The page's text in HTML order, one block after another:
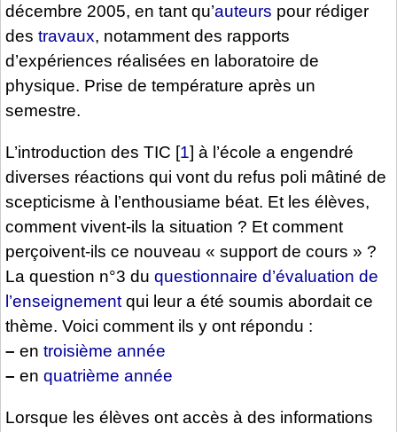
décembre 2005, en tant qu’auteurs pour rédiger
des travaux, notamment des rapports
d’expériences réalisées en laboratoire de
physique. Prise de température après un
semestre.
L’introduction des TIC [1] à l’école a engendré
diverses réactions qui vont du refus poli mâtiné de
scepticisme à l’enthousiame béat. Et les élèves,
comment vivent-ils la situation ? Et comment
perçoivent-ils ce nouveau « support de cours » ?
La question n°3 du questionnaire d’évaluation de
l’enseignement qui leur a été soumis abordait ce
thème. Voici comment ils y ont répondu :
– en troisième année
– en quatrième année
Lorsque les élèves ont accès à des informations